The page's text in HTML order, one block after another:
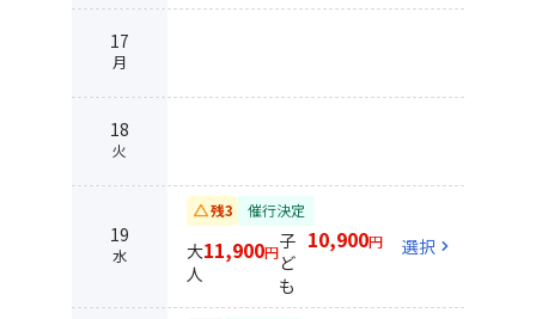
17
月
18
火
19
水
change_history残3 催行決定
大
人
11,900円子
ど
も
10,900円 選択 chevron_right